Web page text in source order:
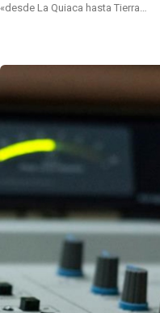
«desde La Quiaca hasta Tierra…